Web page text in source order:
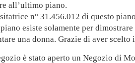
all’ultimo piano.
n° 31.456.012 di questo
esiste solamente per
una donna. Grazie di aver scelto
è stato aperto un Negozio di